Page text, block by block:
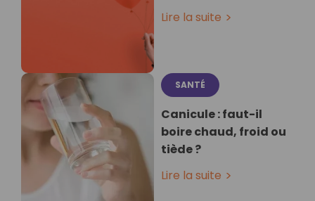
Lire la suite
SANTÉ
Canicule : faut-il
boire chaud, froid ou
tiède ?
Lire la suite